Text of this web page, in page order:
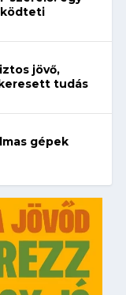
jövő,
tudás
gépek